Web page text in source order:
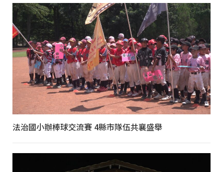
法治國小辦棒球交流賽 4縣市隊伍共襄盛舉